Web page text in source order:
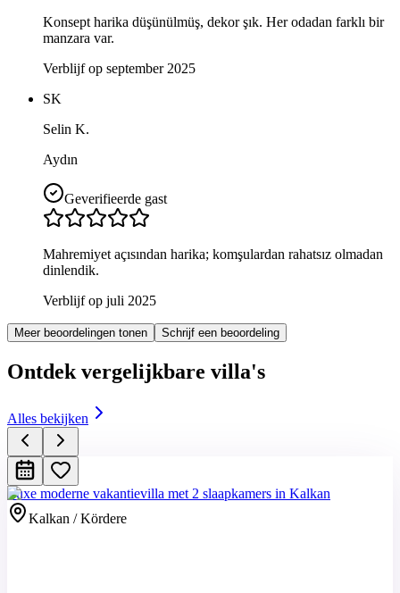
Konsept harika düşünülmüş, dekor şık. Her odadan farklı bir
manzara var.
Verblijf op september 2025
SK
Selin K.
Aydın
Geverifieerde gast
Mahremiyet açısından harika; komşulardan rahatsız olmadan
dinlendik.
Verblijf op juli 2025
Meer beoordelingen tonen Schrijf een beoordeling
Ontdek vergelijkbare villa's
Alles bekijken
Luxe moderne vakantievilla met 2 slaapkamers in Kalkan
Kalkan / Kördere